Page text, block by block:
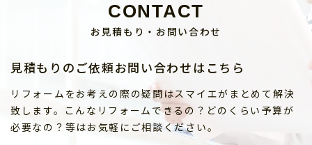
CONTACT
お見積もり・お問い合わせ
見積もりのご依頼お問い合わせはこちら
リフォームをお考えの際の疑問はスマイエがまとめて解決
致します。こんなリフォームできるの？どのくらい予算が
必要なの？等はお気軽にご相談ください。